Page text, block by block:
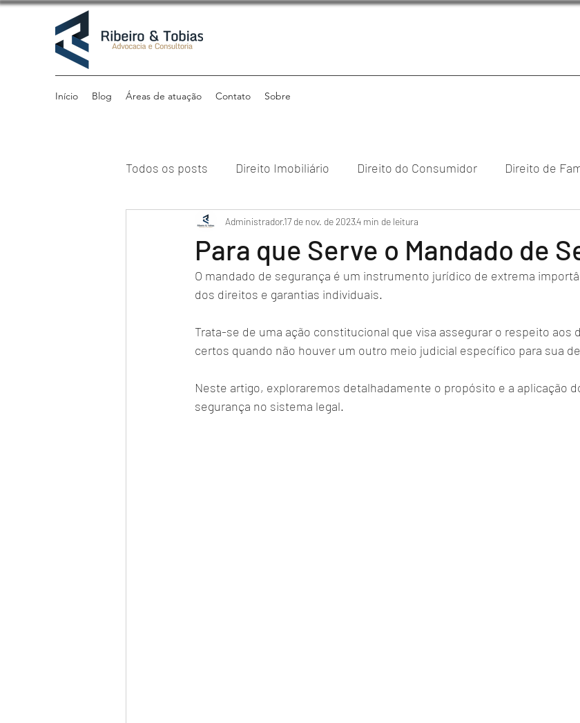
Início Blog Áreas de atuação Contato Sobre
Todos os posts Direito Imobiliário Direito do Consumidor Direito de
Direito Previdenciário Direito Empresarial & Societário
Direito Tributário Institucional
Para que Serve o Mandado de
Administrador17 de nov. de 20234 min de leitura
O mandado de segurança é um instrumento jurídico de extrema
dos direitos e garantias individuais.
Trata-se de uma ação constitucional que visa assegurar o respeito aos
certos quando não houver um outro meio judicial específico para sua
Neste artigo, exploraremos detalhadamente o propósito e a aplicação
segurança no sistema legal.